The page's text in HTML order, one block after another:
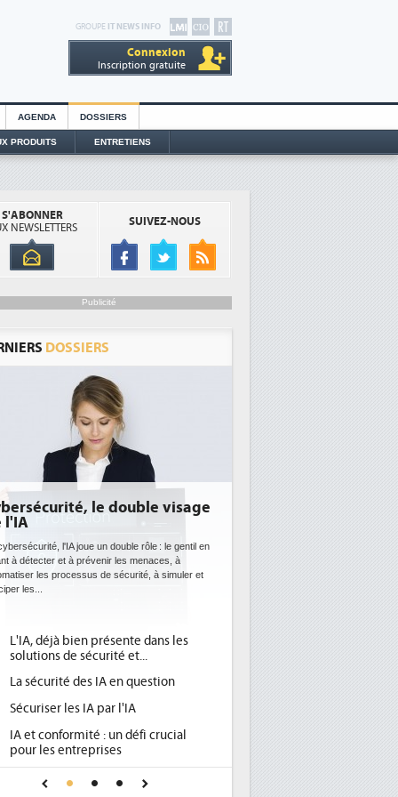
GROUPE IT NEWS INFO
Connexion
Inscription gratuite
AGENDA DOSSIERS
PRODUITS ENTRETIENS
S'ABONNER
NEWSLETTERS
SUIVEZ-NOUS
Publicité
DOSSIERS
en
et
DEE: l'efficacité énergétique
bientôt une obligation pour les
datacenters
Des datacenters plus durables et plus efficaces, c'est
ce que recherchent les pouvoirs publics européens
1
Qu'est-ce que la DEE (directive
d'efficacité énergétique) ?
2
DEE, une pression administrative
place pour répondre à...
Phocea DC dans les cordes pour la
DEE